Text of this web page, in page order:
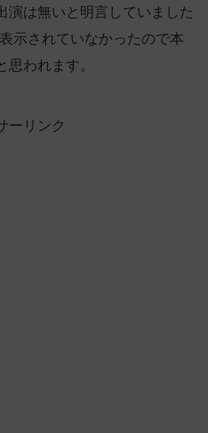
演は無いと明言していました
示されていなかったので本
われます。
ーリンク